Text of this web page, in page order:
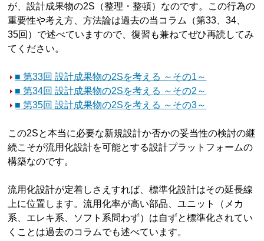
が、設計成果物の2S（整理・整頓）なのです。この行為の
重要性や考え方、方法論は過去の当コラム（第33、34、
35回）で述べていますので、復習も兼ねてぜひ再読してみ
てください。
■ 第33回 設計成果物の2Sを考える ～その1～
■ 第34回 設計成果物の2Sを考える ～その2～
■ 第35回 設計成果物の2Sを考える ～その3～
この2Sと本当に必要な新規設計か否かの妥当性の検討の継
続こそが流用化設計を可能とする設計プラットフォームの
構築なのです。
流用化設計が定着しさえすれば、標準化設計はその延長線
上に位置します。流用化率が高い部品、ユニット（メカ
系、エレキ系、ソフト系問わず）は自ずと標準化されてい
くことは過去のコラムでも述べています。